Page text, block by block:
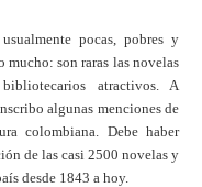
pocas, pobres y
son raras las novelas
atractivos. A
algunas menciones de
colombiana. Debe haber
de las casi 2500 novelas y
desde 1843 a hoy.